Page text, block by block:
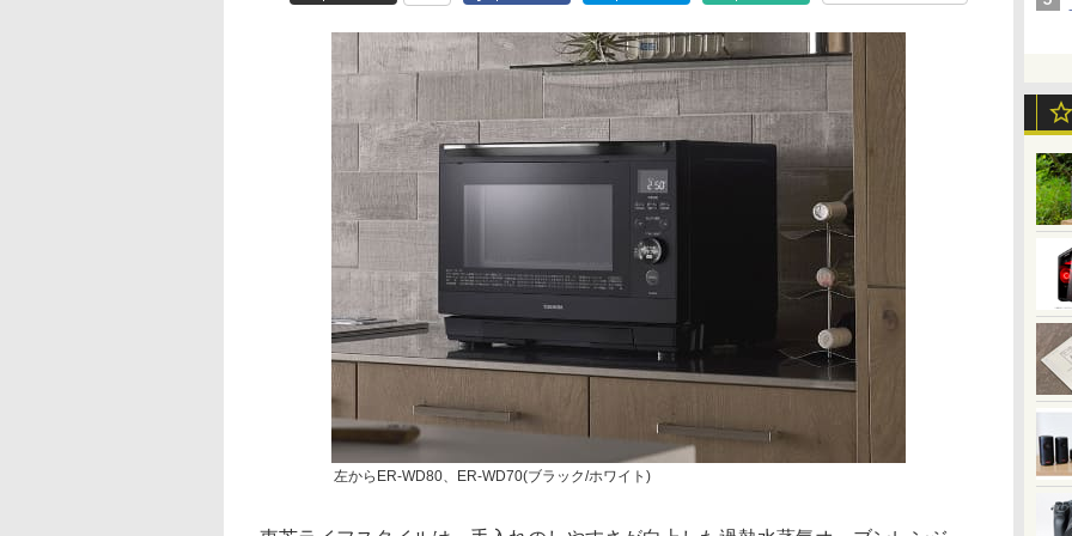
左からER-WD80、ER-WD70(ブラック/ホワイト)